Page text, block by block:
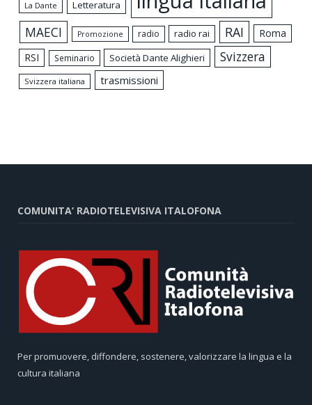
La Dante Letteratura
MAECI Promozione radio radio rai RAI
Roma
RSI
Seminario Società Dante Alighieri Svizzera
Svizzera italiana trasmissioni
COMUNITA’ RADIOTELEVISIVA ITALOFONA
Per promuovere, diffondere, sostenere, valorizzare la lingua e la
cultura italiana